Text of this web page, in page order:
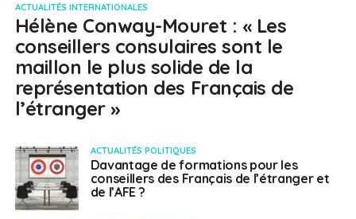
ACTUALITÉS INTERNATIONALES
Hélène Conway-Mouret : « Les
conseillers consulaires sont le
maillon le plus solide de la
représentation des Français de
l’étranger »
ACTUALITÉS POLITIQUES
Davantage de formations pour les
conseillers des Français de l’étranger et
de l’AFE ?